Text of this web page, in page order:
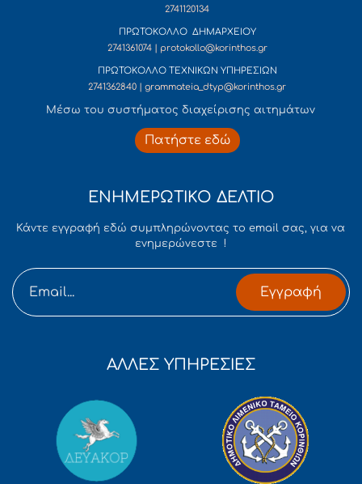
2741120134
ΠΡΩΤΟΚΟΛΛΟ ΔΗΜΑΡΧΕΙΟΥ
2741361074 | protokollo@korinthos.gr
ΠΡΩΤΟΚΟΛΛΟ ΤΕΧΝΙΚΩΝ ΥΠΗΡΕΣΙΩΝ
2741362840 | grammateia_dtyp@korinthos.gr
Mέσω του συστήματος διαχείρισης αιτημάτων
Πατήστε εδώ
ΕΝΗΜΕΡΩΤΙΚΟ ΔΕΛΤΙΟ
Κάντε εγγραφή εδώ συμπληρώνοντας το email σας, για να
ενημερώνεστε !
Εγγραφή
ΑΛΛΕΣ ΥΠΗΡΕΣΙΕΣ